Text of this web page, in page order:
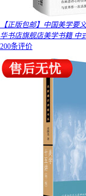
【正版包邮】中国美学要
华书店旗舰店美学书籍 中
200条评价